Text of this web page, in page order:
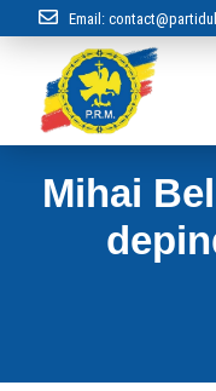
Email:
Mihai